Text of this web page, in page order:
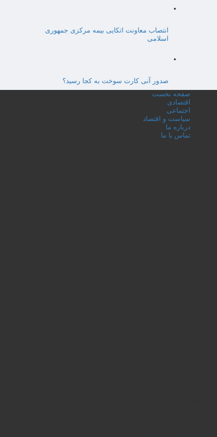
انتصاب معاونت اتکایی بیمه مرکزی جمهوری
اسلامی
صدور آنی کارت سوخت به کجا رسید؟
صفحه نخست
اقتصادی
اجتماعی
سیاست و اقتصاد
درباره ما
تماس با ما